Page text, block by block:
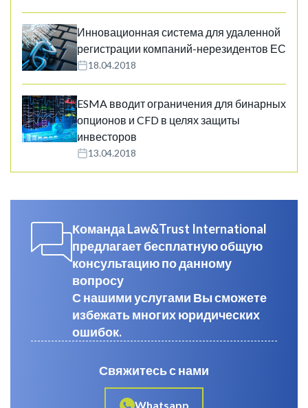
Инновационная система для удаленной
регистрации компаний-нерезидентов ЕС
18.04.2018
ESMA вводит ограничения для бинарных
опционов и CFD в целях защиты
инвесторов
13.04.2018
Команда Law&Trust International
предлагает бесплатную общую
консультацию по данному
вопросу
С нашими услугами Вы сможете
избежать многих юридических
ошибок.
Свяжитесь с нами
Whatsapp